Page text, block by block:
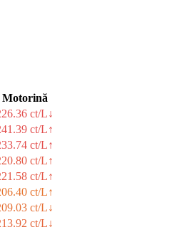
Motorină
ct/L↓
ct/L↑
ct/L↑
ct/L↑
ct/L↑
ct/L↑
ct/L↓
ct/L↓